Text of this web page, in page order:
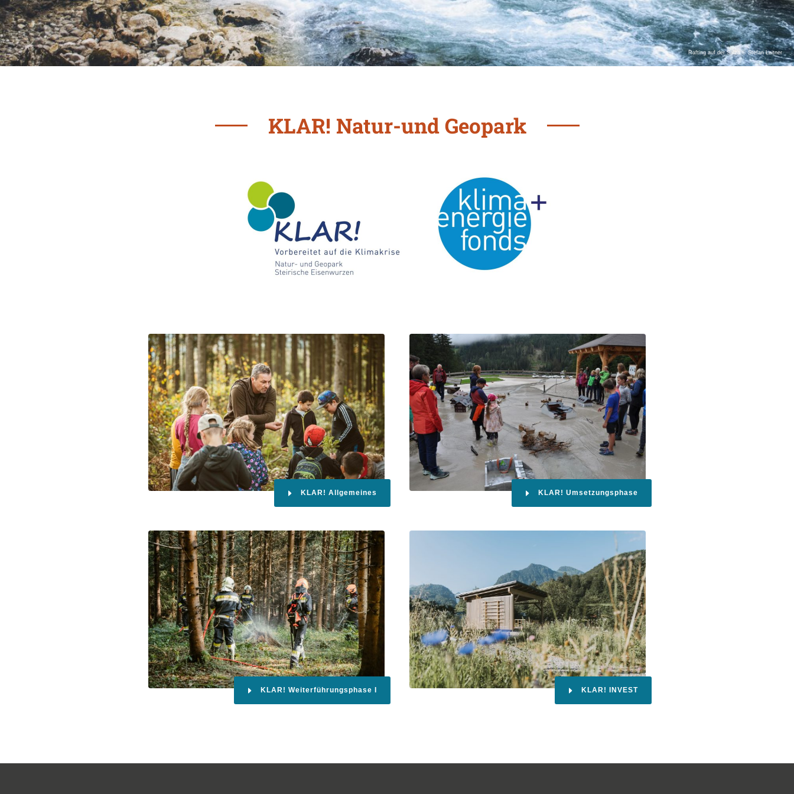
Rafting auf der Salza © Stefan Leitner
KLAR! Natur-und Geopark
KLAR! Allgemeines KLAR! Umsetzungsphase
KLAR! Weiterführungsphase I KLAR! INVEST